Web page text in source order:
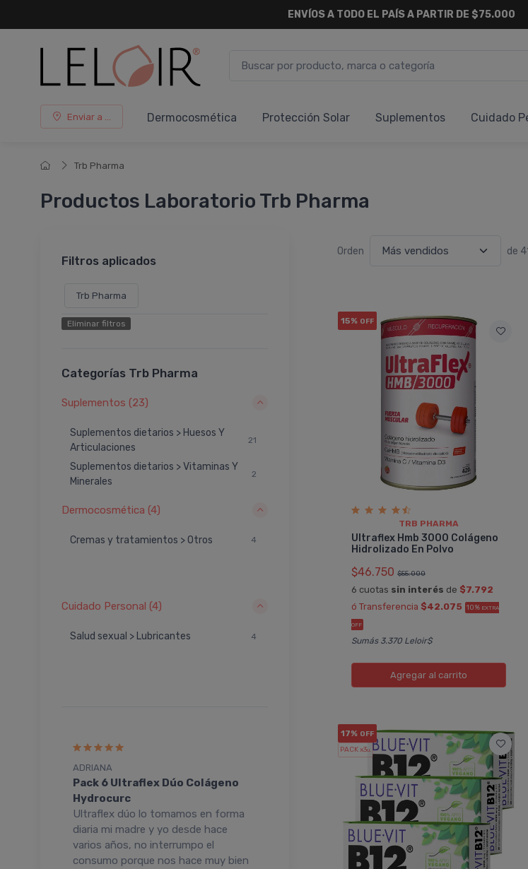
Enviar a ... Dermocosmética Protección Solar Suplementos Cuidado
Trb Pharma
Productos Laboratorio Trb Pharma
Filtros aplicados
Trb Pharma
Eliminar filtros
Categorías Trb Pharma
Suplementos (23)
Suplementos dietarios > Huesos Y
Articulaciones
21
Suplementos dietarios > Vitaminas Y
Minerales
2
Dermocosmética (4)
Cremas y tratamientos > Otros 4
Cuidado Personal (4)
Salud sexual > Lubricantes 4
ADRIANA
Pack 6 Ultraflex Dúo Colágeno
Hydrocurc
Ultraflex dúo lo tomamos en forma
diaria mi madre y yo desde hace
varios años, no interrumpo el
consumo porque nos hace muy bien
Ultraflex Magnesio Colágeno
Hidrolizado En Polvo
Este producto es de excelente
calidad. Simplifico mi vida ya que
tengo los dos suplementos que mi
cuerpo necesita en una sola
Orden de
15% OFF
TRB PHARMA
Ultraflex Hmb 3000 Colágeno
Hidrolizado En Polvo
$46.750 $55.000
6 cuotas sin interés de $7.792
ó Transferencia $42.075 10% EXTRA
OFF
Sumás 3.370 Leloir$
Agregar al carrito
17% OFF
PACK x3u.